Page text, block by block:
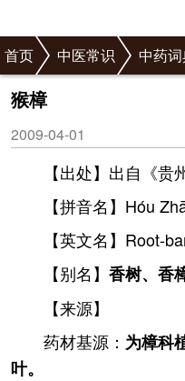
首页 中医常识 中药
猴樟
2009-04-01
【出处】出自《贵
【拼音名】Hóu
【英文名】Root-
【别名】 香树、香
【来源】
药材基源： 为樟科
叶。